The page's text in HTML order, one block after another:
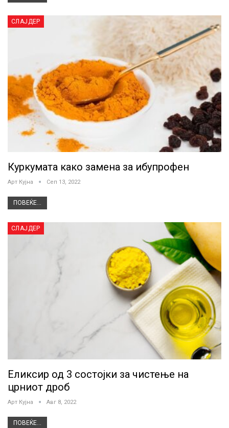
СЛАЈДЕР
Куркумата како замена за ибупрофен
Арт Кујна Сеп 13, 2022
ПОВЕЌЕ...
СЛАЈДЕР
Еликсир од 3 состојки за чистење на
црниот дроб
Арт Кујна Авг 8, 2022
ПОВЕЌЕ...